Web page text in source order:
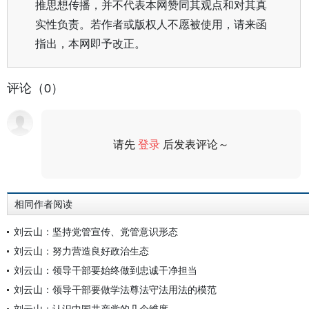
推思想传播，并不代表本网赞同其观点和对其真
实性负责。若作者或版权人不愿被使用，请来函
指出，本网即予改正。
评论（0）
请先登录 后发表评论～
相同作者阅读
刘云山：坚持党管宣传、党管意识形态
刘云山：努力营造良好政治生态
刘云山：领导干部要始终做到忠诚干净担当
刘云山：领导干部要做学法尊法守法用法的模范